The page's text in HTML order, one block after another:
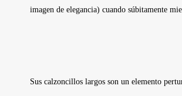
imagen de elegancia) cuando súbitamente
Sus calzoncillos largos son un elemento